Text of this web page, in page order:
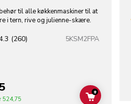
til alle køkkenmaskiner til at
i tern, rive og julienne-skære.
(260) 5KSM2FPA
524,75 ADD TO
+